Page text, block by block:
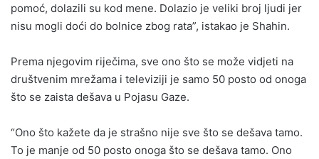
pomoć, dolazili su kod mene. Dolazio je veliki broj ljudi jer
nisu mogli doći do bolnice zbog rata”, istakao je Shahin.
Prema njegovim riječima, sve ono što se može vidjeti na
društvenim mrežama i televiziji je samo 50 posto od onoga
što se zaista dešava u Pojasu Gaze.
“Ono što kažete da je strašno nije sve što se dešava tamo.
To je manje od 50 posto onoga što se dešava tamo. Ono